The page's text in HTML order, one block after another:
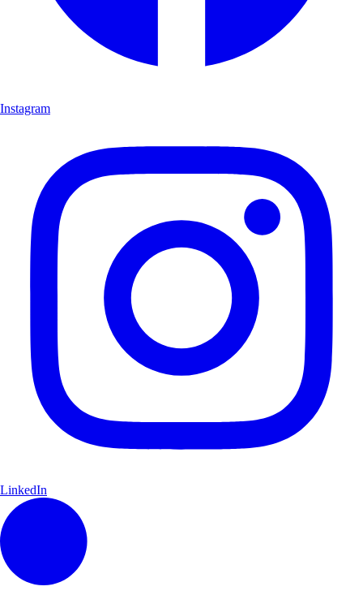
Instagram
LinkedIn